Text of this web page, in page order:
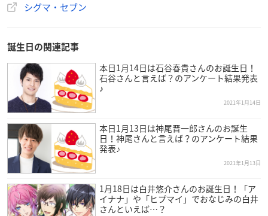
シグマ・セブン
誕生日の関連記事
本日1月14日は石谷春貴さんのお誕生日！
石谷さんと言えば？のアンケート結果発表
♪
2021年1月14日
本日1月13日は神尾晋一郎さんのお誕生
日！神尾さんと言えば？のアンケート結果
発表♪
2021年1月13日
1月18日は白井悠介さんのお誕生日！「ア
イナナ」や「ヒプマイ」でおなじみの白井
さんといえば…？